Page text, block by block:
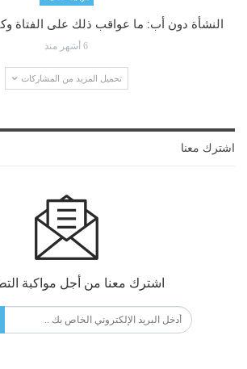
النشأة دون أب: ما عواقب ذلك على الفتاة
6 أشهر منذ
تحميل المزيد من المشاركات
اشترك معنا
اشترك معنا من أجل مواكبة